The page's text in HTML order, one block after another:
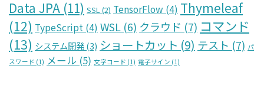
Data JPA (11) SSL(2) TensorFlow (4) Thymeleaf
(12) TypeScript (4) WSL (6) クラウド (7) コマンド
(13) システム開発(3) ショートカット (9) テスト (7) パ
スワード (1) メール (5) 文字コード (1) 電子サイン (1)